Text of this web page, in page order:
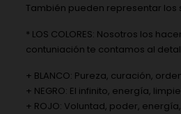
También pueden representar
* LOS COLORES: Nosotros los
contuniación te contamos al
+ BLANCO: Pureza, curación,
+ NEGRO: El infinito, energía,
+ ROJO: Voluntad, poder,